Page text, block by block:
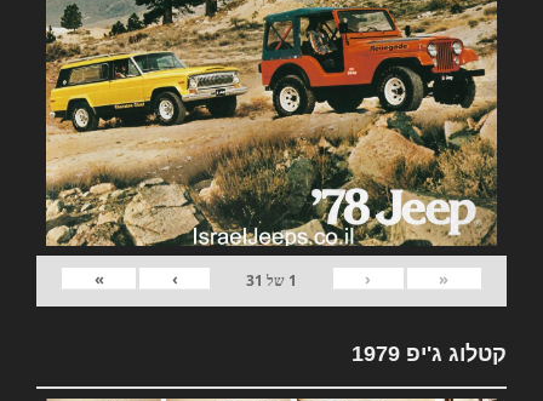
«
‹
1 של 31
›
»
קטלוג ג'יפ 1979